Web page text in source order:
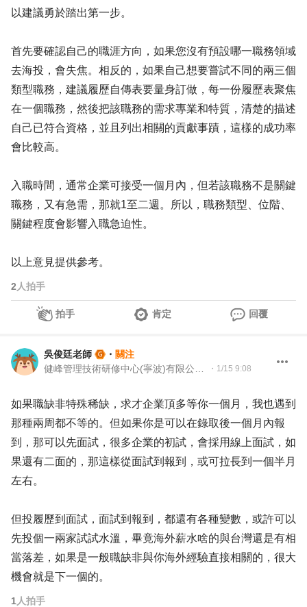
以建議勇於踏出第一步。
首先要確認自己的職涯方向，如果您沒有預設哪一職務領域
去海投，會失焦。相反的，如果自己想要嘗試不同的兩三個
類型職務，建議履歷自傳表要量身訂做，每一份履歷表聚焦
在一個職務，然後把該職務的需求專業和特質，清楚的描述
自己已符合資格，並且列出相關的貢獻事蹟，這樣的成功率
會比較高。
入職時間，通常企業可接受一個月內，但若該職務不是關鍵
職務，又有急需，那就1至二週。所以，職務類型、位階、
關鍵程度會影響入職急迫性。
以上意見提供參考。
2 人拍手
拍手 肯定 回覆
吳俊廷老師 ・ 關注
・ 1/15 9:08
如果職缺非特殊稀缺，求才企業頂多等你一個月，我也遇到
那種兩周都不等的。但如果你是可以在錄取後一個月內報
到，那可以先面試，很多企業的初試，會採用線上面試，如
果還有二面的，那這樣從面試到報到，或可拉長到一個半月
左右。
但投履歷到面試，面試到報到，都還有各種變數，或許可以
先投個一兩家試試水溫，畢竟海外薪水啥的與台灣還是有相
當落差，如果是一般職缺非與你海外經驗直接相關的，很大
機會就是下一個的。
1 人拍手